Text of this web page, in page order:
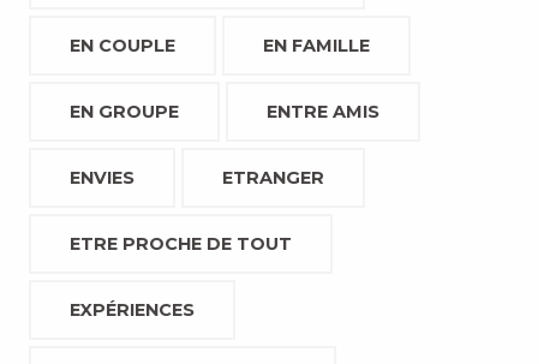
EN COUPLE EN FAMILLE
EN GROUPE ENTRE AMIS
ENVIES ETRANGER
ETRE PROCHE DE TOUT
EXPÉRIENCES